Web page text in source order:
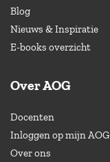
Blog
Nieuws & Inspiratie
E-books overzicht
Over AOG
Docenten
Inloggen op mijn AOG
Over ons